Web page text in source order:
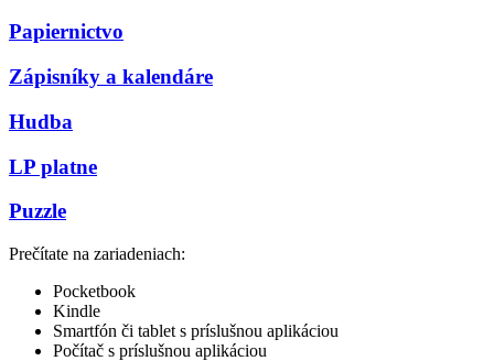
Papiernictvo
Zápisníky a kalendáre
Hudba
LP platne
Puzzle
Prečítate na zariadeniach:
Pocketbook
Kindle
Smartfón či tablet s príslušnou aplikáciou
Počítač s príslušnou aplikáciou